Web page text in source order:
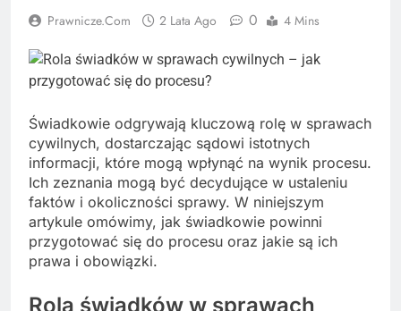
Prawnicze.com 2 Lata Ago 0 4 Mins
Świadkowie odgrywają kluczową rolę w sprawach
cywilnych, dostarczając sądowi istotnych
informacji, które mogą wpłynąć na wynik procesu.
Ich zeznania mogą być decydujące w ustaleniu
faktów i okoliczności sprawy. W niniejszym
artykule omówimy, jak świadkowie powinni
przygotować się do procesu oraz jakie są ich
prawa i obowiązki.
Rola świadków w sprawach